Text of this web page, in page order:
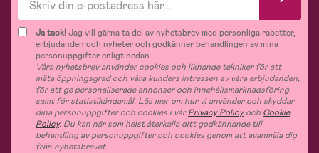
Ja tack!Jag vill gärna ta del av nyhetsbrev med personliga rabatter,
erbjudanden och nyheter och godkänner behandlingen av mina
personuppgifter enligt nedan.
Våra nyhetsbrev använder cookies och liknande tekniker för att
mäta öppningsgrad och våra kunders intressen av våra erbjudanden,
för att ge personaliserade annonser och innehållsmarknadsföring
samt för statistikändamål. Läs mer om hur vi använder och skyddar
dina personuppgifter och cookies i vårPrivacy Policyoch Cookie
Policy. Du kan när som helst återkalla ditt godkännande till
behandling av personuppgifter och cookies genom att avanmäla dig
från nyhetsbrevet.